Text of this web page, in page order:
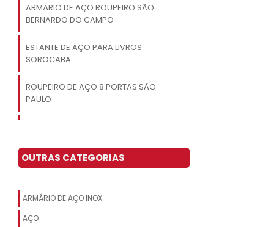
ARMÁRIO DE AÇO ROUPEIRO SÃO
BERNARDO DO CAMPO
ESTANTE DE AÇO PARA LIVROS
SOROCABA
ROUPEIRO DE AÇO 8 PORTAS SÃO
PAULO
ARMÁRIO DE AÇO PARA ESCRITÓRIO
ROUPEIRO DE AÇO 6 PORTAS SÃO
BERNARDO DO CAMPO
OUTRAS CATEGORIAS
ARMÁRIO DE AÇO INOX
AÇO